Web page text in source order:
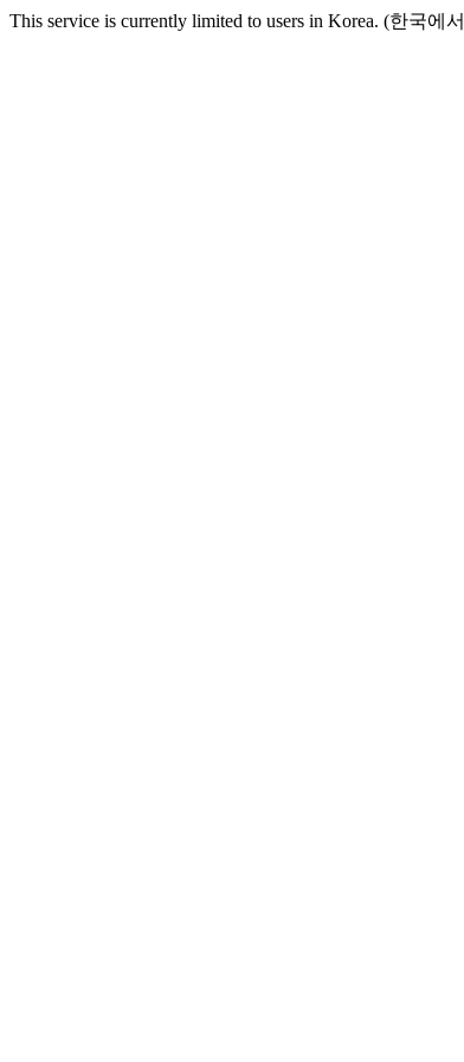
This service is currently limited to users in Korea. (한국